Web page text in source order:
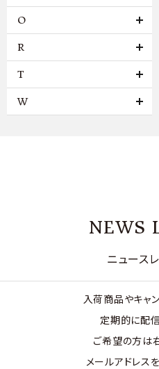
O
R
T
W
NEWS
ニュース
入荷商品やキャ
定期的に配信
ご希望の方は
メールアドレス